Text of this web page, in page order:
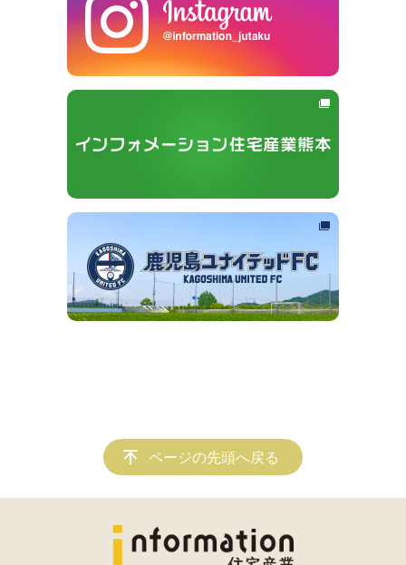
ページの先頭へ戻る